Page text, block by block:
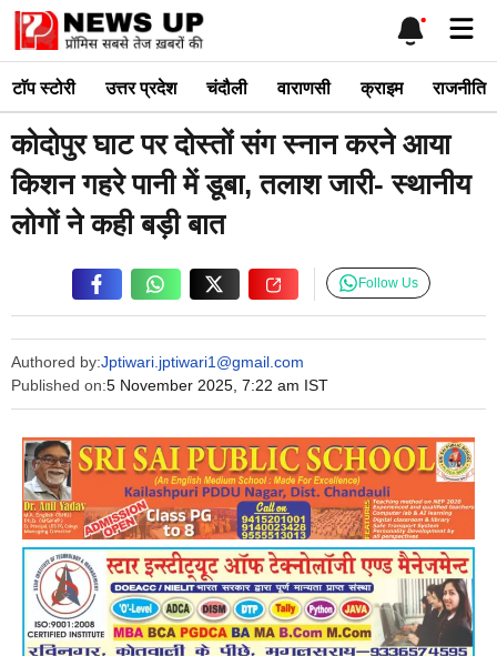
Skip
content
टाॅप स्टोरी उत्तर प्रदेश चंदौली वाराणसी क्राइम राजनीति
कोदोपुर घाट पर दोस्तों संग स्नान करने आया
किशन गहरे पानी में डूबा, तलाश जारी- स्थानीय
लोगों ने कही बड़ी बात
Authored by:Jptiwari.jptiwari1@gmail.com
Published on:5 November 2025, 7:22 am IST
Follow Us